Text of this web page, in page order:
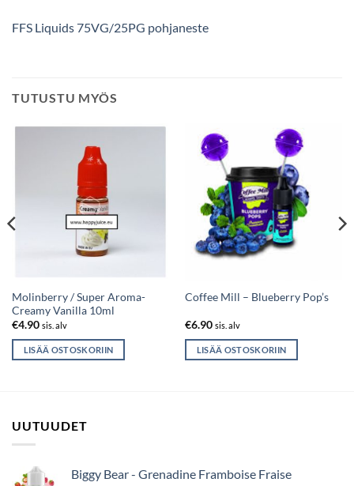
FFS Liquids 75VG/25PG pohjaneste
TUTUSTU MYÖS
Molinberry / Super Aroma-
Creamy Vanilla 10ml
€4.90 sis. alv
LISÄÄ OSTOSKORIIN
Coffee Mill – Blueberry Pop’s
€6.90 sis. alv
LISÄÄ OSTOSKORIIN
UUTUUDET
Biggy Bear - Grenadine Framboise Fraise